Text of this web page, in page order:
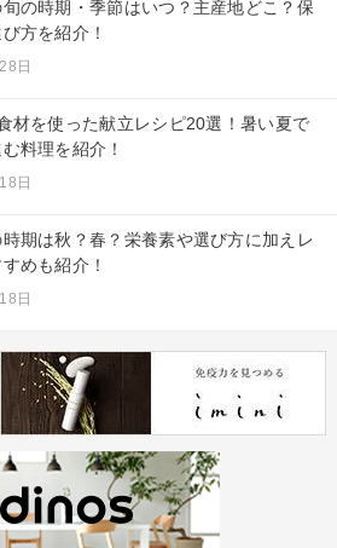
の時期・季節はいつ？主産地どこ？保
方を紹介！
日
材を使った献立レシピ20選！暑い夏で
料理を紹介！
日
期は秋？春？栄養素や選び方に加えレ
めも紹介！
日